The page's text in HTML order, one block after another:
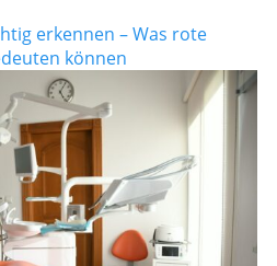
erkennen – Was rote
können